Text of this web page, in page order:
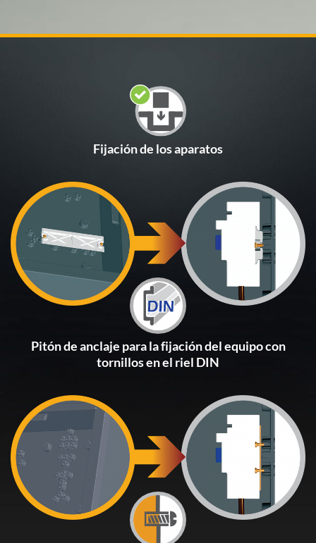
Fijación de los aparatos
Pitón de anclaje para la fijación del equipo con
tornillos en el riel DIN